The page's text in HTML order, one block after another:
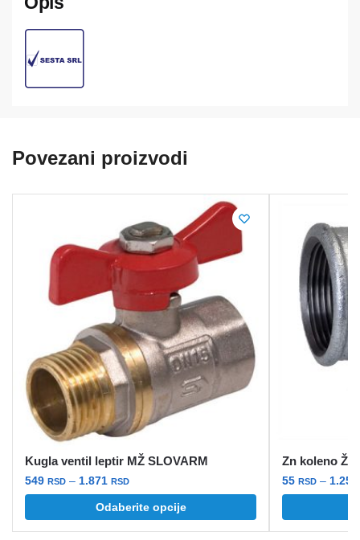
Povezani proizvodi
Kugla ventil leptir MŽ SLOVARM
549 RSD – 1.871 RSDRaspon
cena:
od
549 rsd
Odaberite opcije
Zn koleno ŽŽ
55 RSD –